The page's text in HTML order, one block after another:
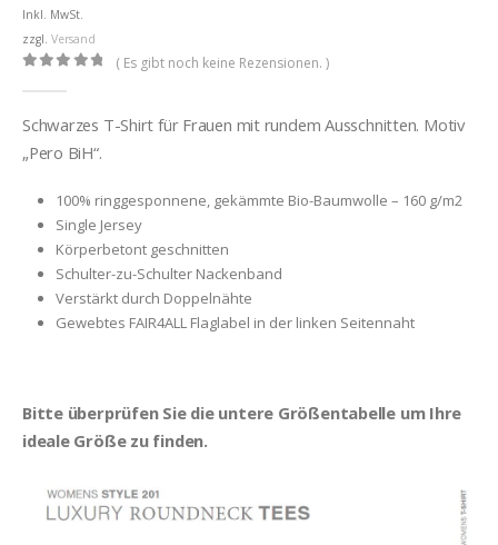
Inkl. MwSt.
zzgl. Versand
( Es gibt noch keine Rezensionen. )
Schwarzes T-Shirt für Frauen mit rundem Ausschnitten. Motiv
„Pero BiH“.
100% ringgesponnene, gekämmte Bio-Baumwolle – 160 g/m2
Single Jersey
Körperbetont geschnitten
Schulter-zu-Schulter Nackenband
Verstärkt durch Doppelnähte
Gewebtes FAIR4ALL Flaglabel in der linken Seitennaht
Bitte überprüfen Sie die untere Größentabelle um Ihre
ideale Größe zu finden.